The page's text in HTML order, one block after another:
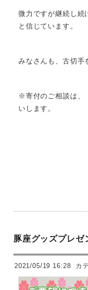
微力ですが継続し続
と信じています。
みなさんも、古切手
※寄付のご相談は、
いします。
豚座グッズプレゼ
2021/05/19 16:28 カ